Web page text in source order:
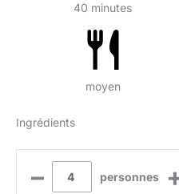
40 minutes
moyen
Ingrédients
– personnes